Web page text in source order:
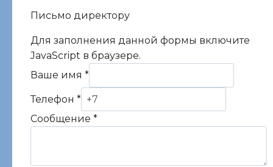
Письмо директору
Для заполнения данной формы включите
JavaScript в браузере.
Ваше имя *
Телефон *
Сообщение *